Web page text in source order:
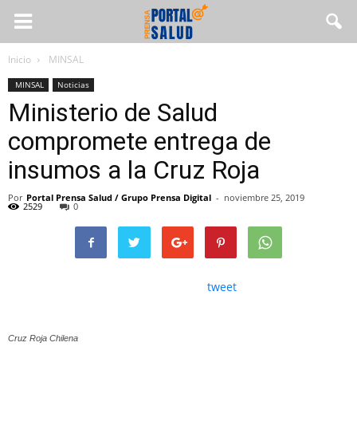
Inicio MINSAL
MINSAL Noticias
Ministerio de Salud
compromete entrega de
insumos a la Cruz Roja
Por Portal Prensa Salud / Grupo Prensa Digital - noviembre 25, 2019
2529 0
tweet
Cruz Roja Chilena